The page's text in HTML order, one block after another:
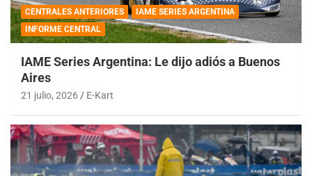
CENTRALES ANTERIORES
IAME SERIES ARGENTINA
INFORME CENTRAL
IAME Series Argentina: Le dijo adiós a Buenos
Aires
21 julio, 2026 E-Kart